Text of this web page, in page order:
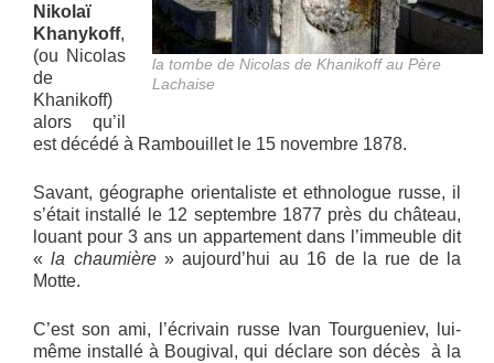
la tombe de Nicolas de Khanikoff au Père
Lachaise
Nikolaï
Khanykoff,
(ou Nicolas
de
Khanikoff)
alors qu’il
est décédé à Rambouillet le 15 novembre 1878.
Savant, géographe orientaliste et ethnologue russe, il
s’était installé le 12 septembre 1877 près du château,
louant pour 3 ans un appartement dans l’immeuble dit
«la chaumière» aujourd’hui au 16 de la rue de la
Motte.
C’est son ami, l’écrivain russe Ivan Tourgueniev, lui-
même installé à Bougival, qui déclare son décès à la